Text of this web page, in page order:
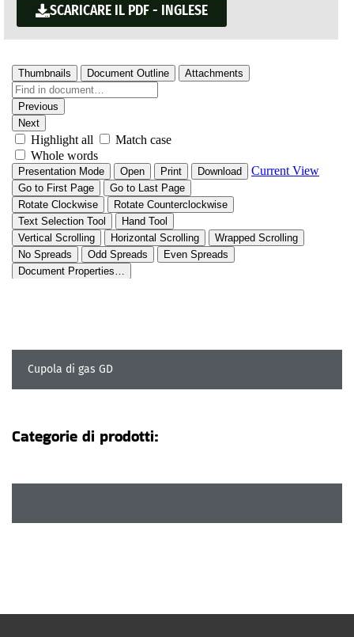
SCARICARE IL PDF - INGLESE
Cupola di gas GD
Categorie di prodotti: